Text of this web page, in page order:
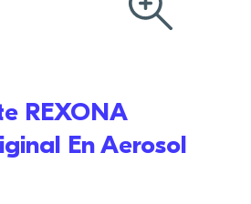
REXONA
En Aerosol